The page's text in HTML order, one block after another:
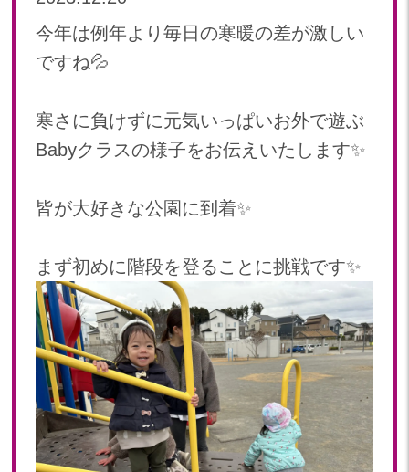
札幌東雁来保育園(北海道)
塩竃後楽町保育園(宮城県)
2024年 08月(21)
2024年 07月(22)
2024年 05月(20)
2024年 04月(20)
2024年 01月(20)
2023年 12月(20)
2023年 11月(18)
2023年 10月(21)
2023年 09月(19)
2023年 08月(22)
2023年 07月(20)
2023年 06月(22)
2023年 05月(19)
今年は例年より毎日の寒暖の差が激しい
ですね💦
寒さに負けずに元気いっぱいお外で遊ぶ
Babyクラスの様子をお伝えいたします✨
皆が大好きな公園に到着✨
まず初めに階段を登ることに挑戦です✨